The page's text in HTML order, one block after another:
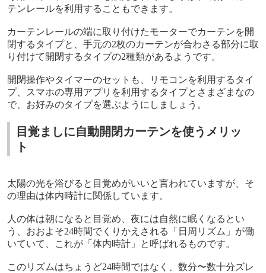
テンレールを利用することもできます。
カーテンレールの端に取り付けたモーターでカーテンを開
閉するタイプと、手元の2枚のカーテンが合わさる部分に取
り付けて開閉するタイプの2種類があるようです。
開閉操作やタイマーのセットも、リモコンを利用するタイ
プ、スマホの専用アプリを利用するタイプとさまざまなの
で、お好みのタイプを選ぶようにしましょう。
目覚ましに自動開閉カーテンを使うメリッ
ト
太陽の光を浴びると目覚めがいいと言われていますが、そ
の理由は体内時計に関係しています。
人の体は朝になると目覚め、夜には自然に眠くなるとい
う、おおよそ24時間でくりかえされる「日周リズム」が働
いていて、これが「体内時計」と呼ばれるものです。
このリズムはちょうど24時間ではなく、数分〜数十分ズレ